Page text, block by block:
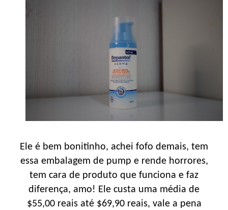
Ele é bem bonitinho, achei fofo demais, tem
essa embalagem de pump e rende horrores,
tem cara de produto que funciona e faz
diferença, amo! Ele custa uma média de
$55,00 reais até $69,90 reais, vale a pena